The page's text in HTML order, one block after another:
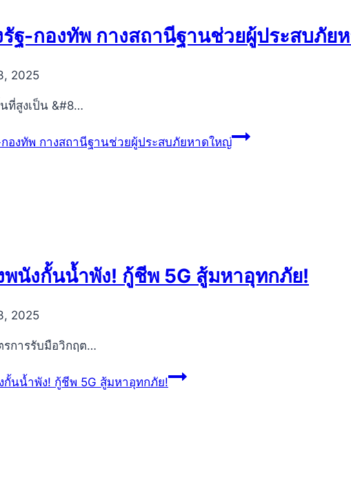
ฐ-กองทัพ กางสถานีฐานช่วยผู้ประสบภัย
2025
ที่สูงเป็น &#8…
องทัพ กางสถานีฐานช่วยผู้ประสบภัยหาดใหญ่
พนังกั้นน้ำพัง! กู้ชีพ 5G สู้มหาอุทกภัย!
2025
รการรับมือวิกฤต…
กั้นน้ำพัง! กู้ชีพ 5G สู้มหาอุทกภัย!